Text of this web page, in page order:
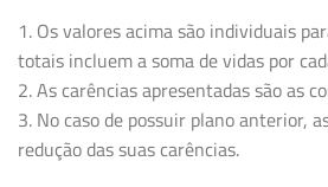
1. Os valores acima são individuais
totais incluem a soma de vidas por
2. As carências apresentadas são as
3. No caso de possuir plano anterior,
redução das suas carências.